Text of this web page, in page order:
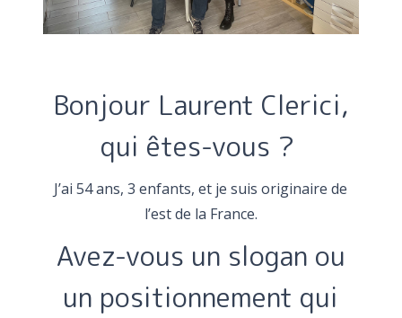
Bonjour Laurent Clerici,
qui êtes-vous ?
J’ai 54 ans, 3 enfants, et je suis originaire de
l’est de la France.
Avez-vous un slogan ou
un positionnement qui